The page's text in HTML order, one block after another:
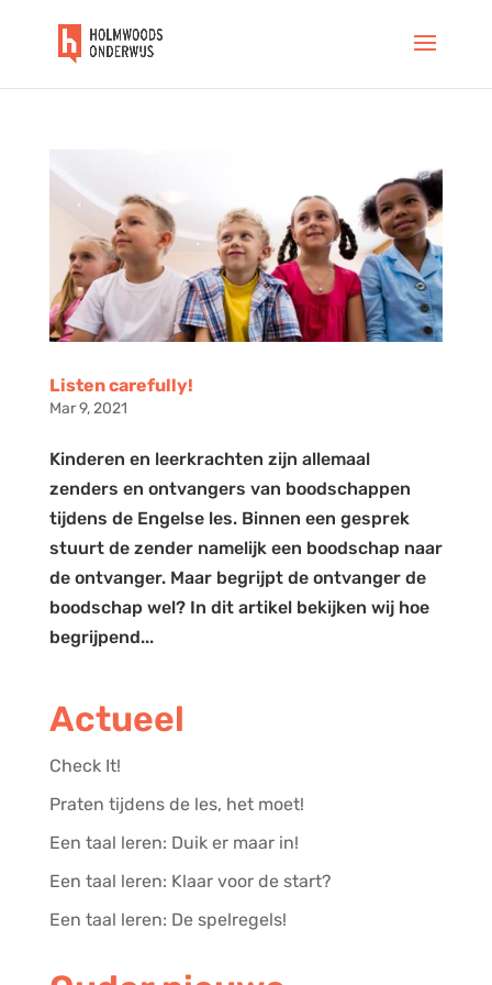
Listen carefully!
Mar 9, 2021
Kinderen en leerkrachten zijn allemaal
zenders en ontvangers van boodschappen
tijdens de Engelse les. Binnen een gesprek
stuurt de zender namelijk een boodschap naar
de ontvanger. Maar begrijpt de ontvanger de
boodschap wel? In dit artikel bekijken wij hoe
begrijpend...
Actueel
Check It!
Praten tijdens de les, het moet!
Een taal leren: Duik er maar in!
Een taal leren: Klaar voor de start?
Een taal leren: De spelregels!